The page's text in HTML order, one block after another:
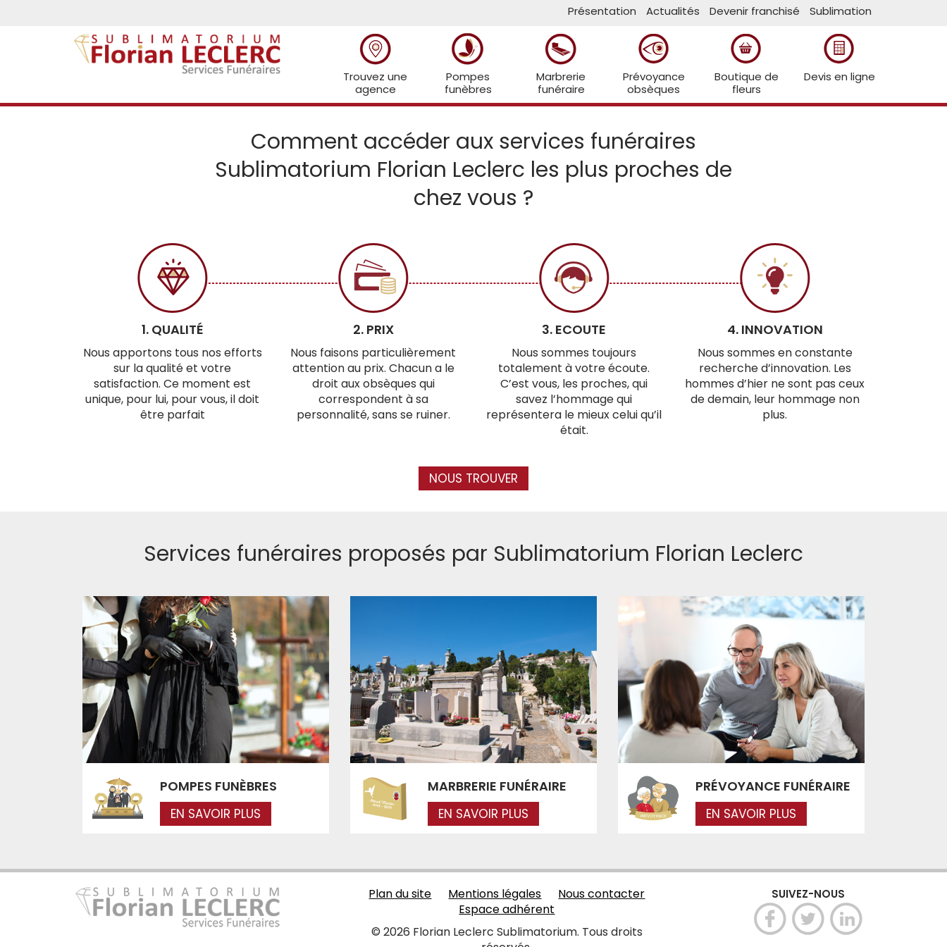
Présentation Actualités Devenir franchisé Sublimation
Trouvez une
agence
Pompes
funèbres
Marbrerie
funéraire
Prévoyance
obsèques
Boutique de
fleurs
Devis en ligne
Comment accéder aux services funéraires
Sublimatorium Florian Leclerc les plus proches de
chez vous ?
1. QUALITÉ
Nous apportons tous nos efforts
sur la qualité et votre
satisfaction. Ce moment est
unique, pour lui, pour vous, il doit
être parfait
2. PRIX
Nous faisons particulièrement
attention au prix. Chacun a le
droit aux obsèques qui
correspondent à sa
personnalité, sans se ruiner.
3. ECOUTE
Nous sommes toujours
totalement à votre écoute.
C’est vous, les proches, qui
savez l’hommage qui
représentera le mieux celui qu’il
était.
4. INNOVATION
Nous sommes en constante
recherche d’innovation. Les
hommes d’hier ne sont pas ceux
de demain, leur hommage non
plus.
NOUS TROUVER
Services funéraires proposés par Sublimatorium Florian Leclerc
POMPES FUNÈBRES
EN SAVOIR PLUS
MARBRERIE FUNÉRAIRE
EN SAVOIR PLUS
PRÉVOYANCE FUNÉRAIRE
EN SAVOIR PLUS
SUIVEZ-NOUS
Plan du site Mentions légales
Nous contacter
Espace adhérent
© 2026 Florian Leclerc Sublimatorium. Tous droits